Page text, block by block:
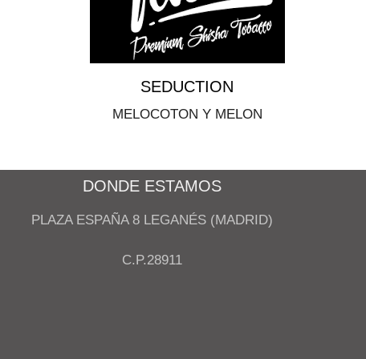
SEDUCTION
MELOCOTON Y MELON
DONDE ESTAMOS
PLAZA ESPAÑA 8 LEGANÉS (MADRID)
C.P.28911